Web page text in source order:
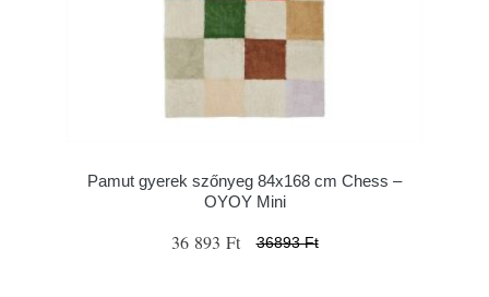
Pamut gyerek szőnyeg 84x168 cm Chess –
OYOY Mini
36 893 Ft 36893 Ft